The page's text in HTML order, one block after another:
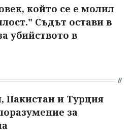
който се е молил
Съдът остави в
убийството в
Пакистан и Турция
за